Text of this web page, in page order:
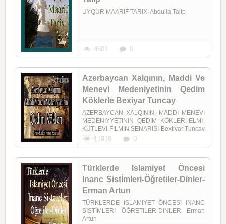
UYQUR MAARIF TARIXI Abdulla Talip
4601 0
Azerbaycan Xalqının, Maddi Ve
Menevi Medeniyetinin Qedim
Köklerle Bexiyar Tuncay
AZERBAYCAN XALQININ, MADDI MENEVI
MEDENIYYETININ QEDIM KÖKLERI-ELMI-
KÜTLEVI FILMIN SENARISI Bextiyar Tuncay
201211918 0
Türklerde Islamiyet Öncesi
Inanc Sistİmleri-Öğretiler-Dinler-
Erman Artun
TÜRKLERDE ISLAMIYET ÖNCESI INANC
SISTİMLERI ÖĞRETILER-DINLER Erman
Artun